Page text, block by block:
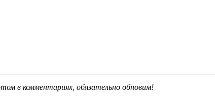
в комментариях, обязательно обновим!